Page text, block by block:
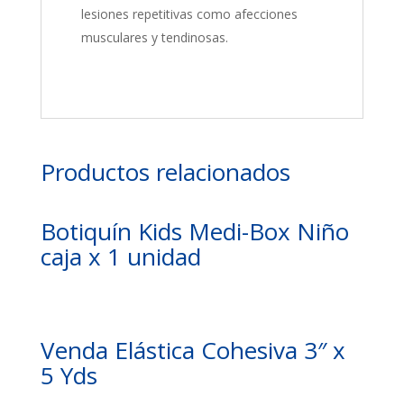
lesiones repetitivas como afecciones
musculares y tendinosas.
Productos relacionados
Botiquín Kids Medi-Box Niño
caja x 1 unidad
Venda Elástica Cohesiva 3″ x
5 Yds